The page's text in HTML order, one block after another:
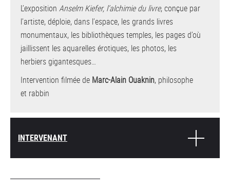
L’exposition Anselm Kiefer, l’alchimie du livre, conçue par
l’artiste, déploie, dans l’espace, les grands livres
monumentaux, les bibliothèques temples, les pages d’où
jaillissent les aquarelles érotiques, les photos, les
herbiers gigantesques…
Intervention filmée de Marc-Alain Ouaknin, philosophe
et rabbin
INTERVENANT